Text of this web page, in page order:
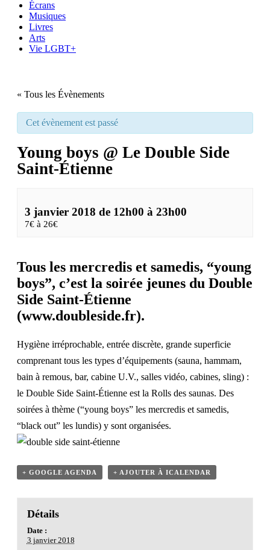
Écrans
Musiques
Livres
Arts
Vie LGBT+
« Tous les Évènements
Cet évènement est passé
Young boys @ Le Double Side
Saint-Étienne
3 janvier 2018 de 12h00 à 23h00
7€ à 26€
Tous les mercredis et samedis, “young
boys”, c’est la soirée jeunes du Double
Side Saint-Étienne
(www.doubleside.fr).
Hygiène irréprochable, entrée discrète, grande superficie
comprenant tous les types d’équipements (sauna, hammam,
bain à remous, bar, cabine U.V., salles vidéo, cabines, sling) :
le Double Side Saint-Étienne est la Rolls des saunas. Des
soirées à thème (“young boys” les mercredis et samedis,
“black out” les lundis) y sont organisées.
+ GOOGLE AGENDA + AJOUTER À ICALENDAR
Détails
Date :
3 janvier 2018